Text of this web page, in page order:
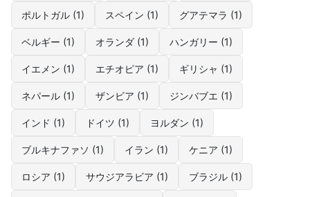
ポルトガル (1) スペイン (1) グアテマラ (1)
ベルギー (1) オランダ (1) ハンガリー (1)
イエメン (1) エチオピア (1) ギリシャ (1)
ネパール (1) ザンビア (1) ジンバブエ (1)
インド (1) ドイツ (1) ヨルダン (1)
ブルキナファソ (1) イラン (1) ケニア (1)
ロシア (1) サウジアラビア (1) ブラジル (1)